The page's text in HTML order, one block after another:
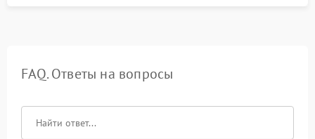
FAQ. Ответы на вопросы